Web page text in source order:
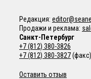
Редакция:
Продажи и реклама:
Санкт-Петербург
+7 (812) 380-3826
+7 (812) 380-3827(факс)
Оставить отзыв